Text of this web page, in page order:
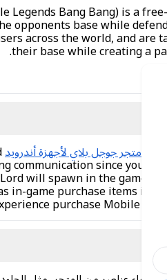
Legends Bang Bang) is a
opponents base while
across the world, and
their base while creating a
متجر جوجل بلاي لأجهزة أندرويد
since you
will spawn in the game.
in-game purchase items
purchase Mobile